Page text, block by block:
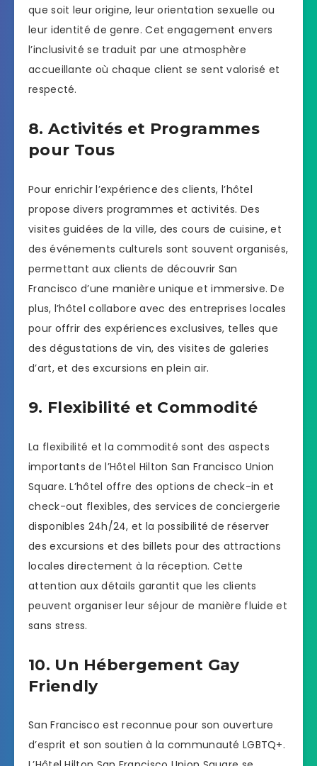
que soit leur origine, leur orientation sexuelle ou
leur identité de genre. Cet engagement envers
l’inclusivité se traduit par une atmosphère
accueillante où chaque client se sent valorisé et
respecté.
8. Activités et Programmes
pour Tous
Pour enrichir l’expérience des clients, l’hôtel
propose divers programmes et activités. Des
visites guidées de la ville, des cours de cuisine, et
des événements culturels sont souvent organisés,
permettant aux clients de découvrir San
Francisco d’une manière unique et immersive. De
plus, l’hôtel collabore avec des entreprises locales
pour offrir des expériences exclusives, telles que
des dégustations de vin, des visites de galeries
d’art, et des excursions en plein air.
9. Flexibilité et Commodité
La flexibilité et la commodité sont des aspects
importants de l’Hôtel Hilton San Francisco Union
Square. L’hôtel offre des options de check-in et
check-out flexibles, des services de conciergerie
disponibles 24h/24, et la possibilité de réserver
des excursions et des billets pour des attractions
locales directement à la réception. Cette
attention aux détails garantit que les clients
peuvent organiser leur séjour de manière fluide et
sans stress.
10. Un Hébergement Gay
Friendly
San Francisco est reconnue pour son ouverture
d’esprit et son soutien à la communauté LGBTQ+.